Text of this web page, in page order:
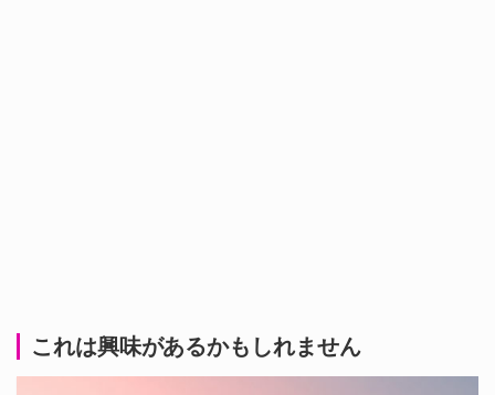
これは興味があるかもしれません